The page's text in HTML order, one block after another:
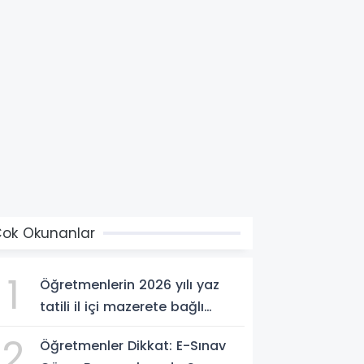
Okunanlar
1
Öğretmenlerin 2026 yılı yaz
tatili il içi mazerete bağlı
Öğretmenler Dikkat: E-Sınav